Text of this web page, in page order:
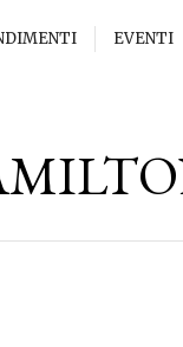
EVENTI